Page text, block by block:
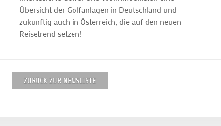
Übersicht der Golfanlagen in Deutschland und
zukünftig auch in Österreich, die auf den neuen
Reisetrend setzen!
ZURÜCK ZUR NEWSLISTE